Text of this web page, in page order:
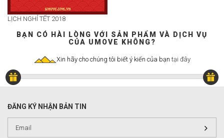
LỊCH NGHỈ TẾT 2018
BẠN CÓ HÀI LÒNG VỚI SẢN PHẨM VÀ DỊCH VỤ
CỦA UMOVE KHÔNG?
Xin hãy cho chúng tôi biết ý kiến của bạn tại đây
ĐĂNG KÝ NHẬN BẢN TIN